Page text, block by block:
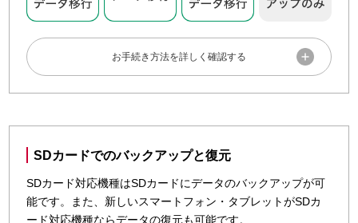
コピー）」を使って、Android スマートフォン・ドコモ ケー
きます。
ドコモショップによっては、DOCOPY（ドコピー）の機能やサービ
SDカードでのバックアップと復元
SDカード対応機種はSDカードにデータのバックアップが可
能です。また、新しいスマートフォン・タブレットがSDカ
ード対応機種ならデータの復元も可能です。